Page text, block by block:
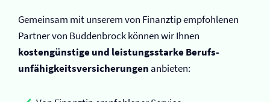
Gemeinsam mit unserem von Finanztip empfohlenen
Partner von Buddenbrock können wir Ihnen
kostengünstige und leistungsstarke Berufs­
unfähigkeits­versicherungen anbieten: